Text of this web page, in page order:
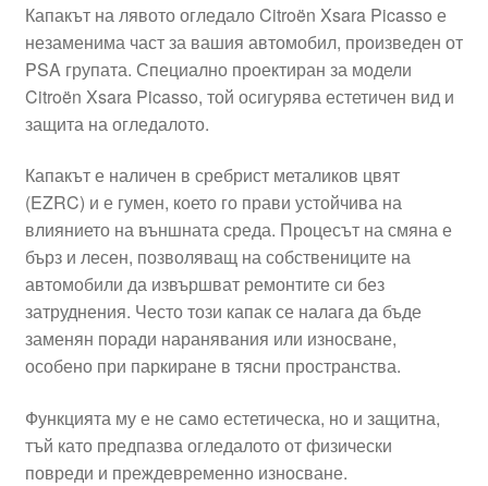
Капакът на лявото огледало Citroën Xsara Picasso е
незаменима част за вашия автомобил, произведен от
PSA групата. Специално проектиран за модели
Citroën Xsara Picasso, той осигурява естетичен вид и
защита на огледалото.
Капакът е наличен в сребрист металиков цвят
(EZRC) и е гумен, което го прави устойчива на
влиянието на външната среда. Процесът на смяна е
бърз и лесен, позволяващ на собствениците на
автомобили да извършват ремонтите си без
затруднения. Често този капак се налага да бъде
заменян поради наранявания или износване,
особено при паркиране в тясни пространства.
Функцията му е не само естетическа, но и защитна,
тъй като предпазва огледалото от физически
повреди и преждевременно износване.